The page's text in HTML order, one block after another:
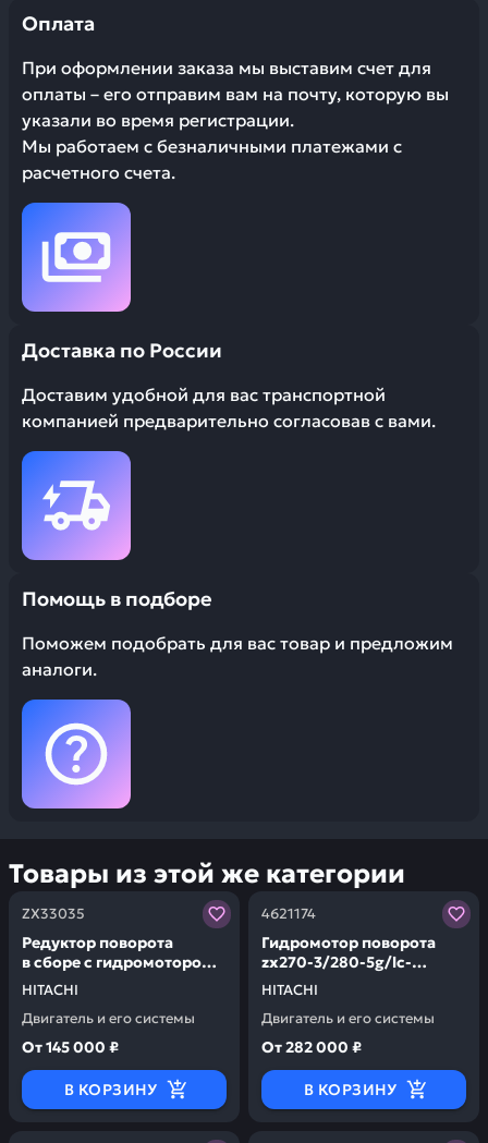
Оплата
При оформлении заказа мы выставим счет для
оплаты – его отправим вам на почту, которую вы
указали во время регистрации.
Мы работаем с безналичными платежами с
расчетного счета.
Доставка по России
Доставим удобной для вас транспортной
компанией предварительно согласовав с вами.
Помощь в подборе
Поможем подобрать для вас товар и предложим
аналоги.
Товары из этой же категории
ZX33035
HITACHI
Редуктор поворота
в сборе с гидромотором
zx-330 9236592 HITACHI
ZX33035
Двигатель и его системы
Заказывая запчасти у нас, вы получаете гарантию
От145 000 ₽
В КОРЗИНУ
4621174
HITACHI
Гидромотор поворота
zx270-3/280-5g/lc-
5g/300-5a lc-5a/lch-5a 6a
HITACHI 4621174
Двигатель и его системы
Заказывая запчасти у
От282 000 ₽
В КОРЗИНУ